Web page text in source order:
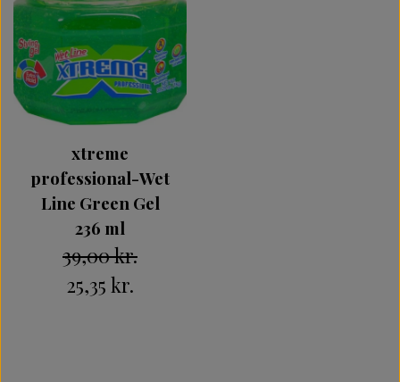
xtreme
professional-Wet
Line Green Gel
236 ml
39,00 kr.
25,35 kr.